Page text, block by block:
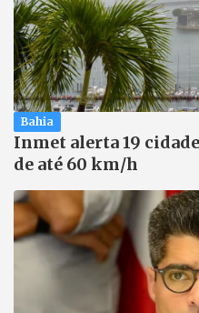
Bahia
Inmet alerta 19
de até 60 km/h